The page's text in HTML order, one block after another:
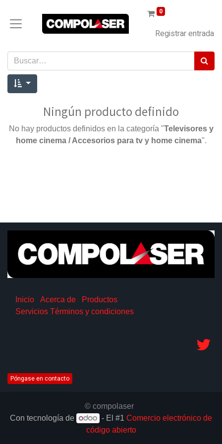
0
Registrar entrada
Ningún producto definido
No hay productos definidos en la categoría "Televisores y
home cinema / Accesorios para tv y home cinema".
Inicio Acerca de
Productos
Servicios Términos y condiciones
Póngase en contacto
© compolaser
Con tecnología de
- El #1 Comercio electrónico de
código abierto